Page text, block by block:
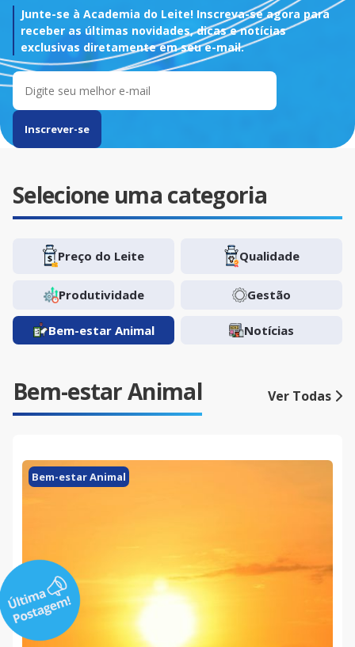
Junte-se à Academia do Leite! Inscreva-se agora para
receber as últimas novidades, dicas e notícias
exclusivas diretamente em seu e-mail.
Selecione uma categoria
Preço do Leite Qualidade
Produtividade Gestão
Bem-estar Animal Notícias
Bem-estar Animal Ver Todas
Bem-estar Animal